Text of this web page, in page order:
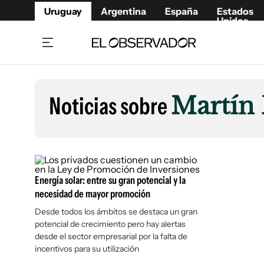
Uruguay Argentina España
Estados
Unidos
Beneficios Member
Café y Negocios
Economía y Empresas
Agro
Brand Studio
Mundo
Cultura y Espectáculos
Noticias sobreMartín
Energía solar: entre su gran potencial y la
necesidad de mayor promoción
Desde todos los ámbitos se destaca un gran
potencial de crecimiento pero hay alertas
desde el sector empresarial por la falta de
incentivos para su utilización